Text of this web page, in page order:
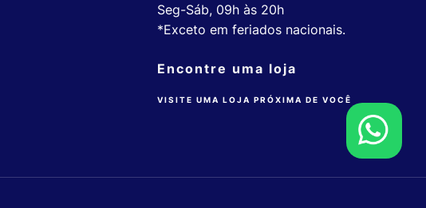
Seg-Sáb, 09h às 20h
*Exceto em feriados nacionais.
Encontre uma loja
VISITE UMA LOJA PRÓXIMA DE VOCÊ